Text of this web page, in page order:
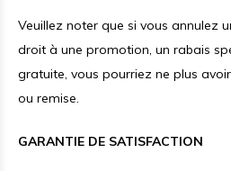
Veuillez noter que si vous annulez
droit à une promotion, un rabais
gratuite, vous pourriez ne plus
ou remise.
GARANTIE DE SATISFACTION